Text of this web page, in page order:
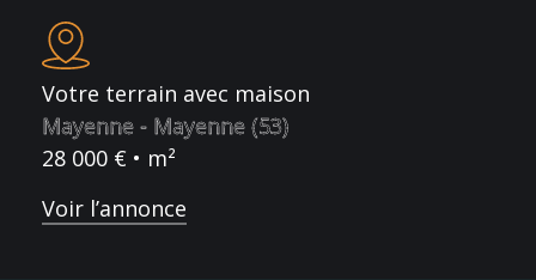
Votre terrain avec maison
Mayenne - Mayenne (53)
28 000 € • m²
Voir l’annonce